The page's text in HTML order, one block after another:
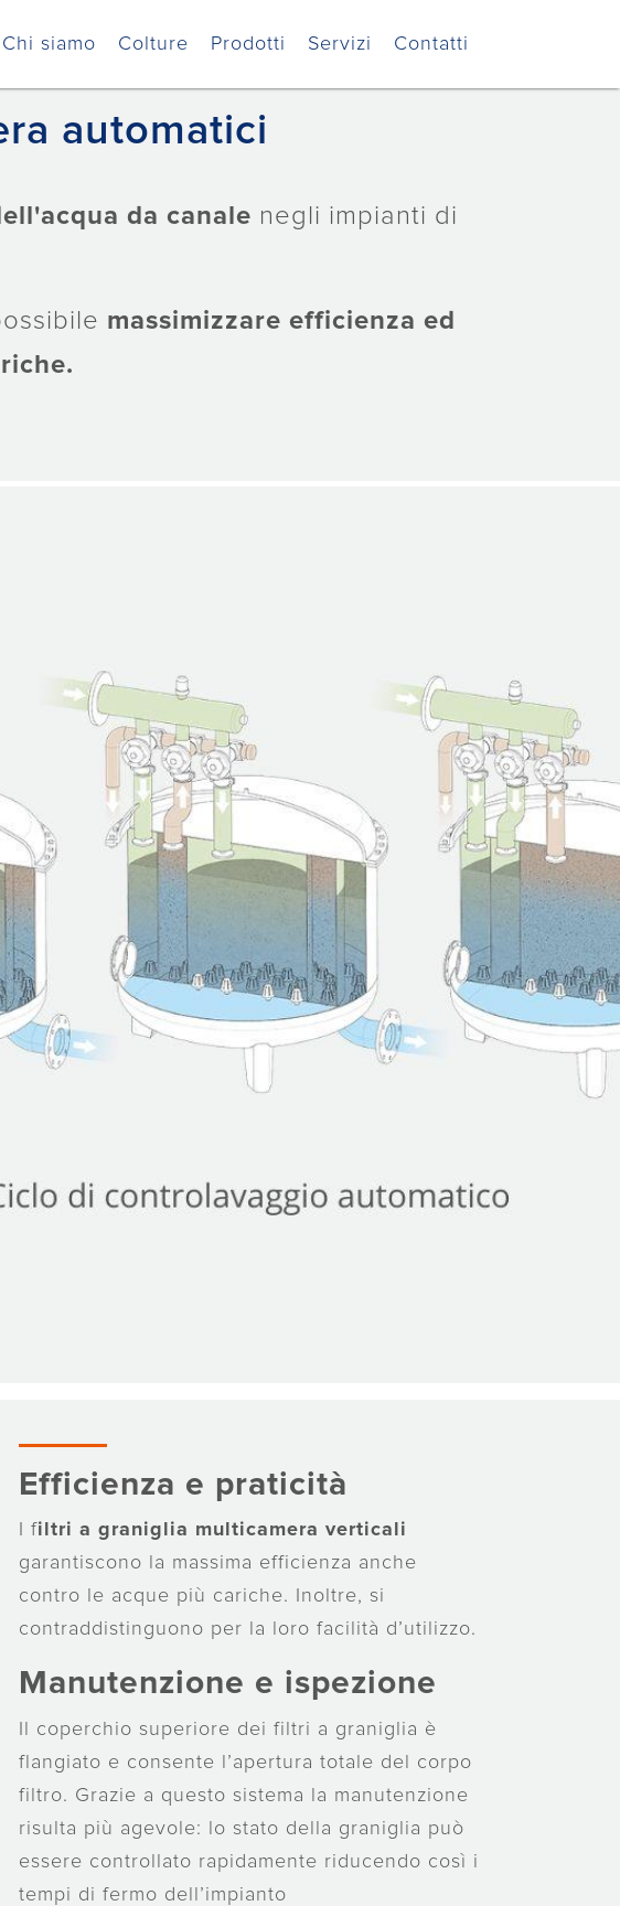
Chi siamo Colture Prodotti Servizi Contatti
graniglia
automatici
da canale negli impianti di
massimizzare efficienza ed
Efficienza e praticità
I filtri a graniglia multicamera verticali
garantiscono la massima efficienza anche
contro le acque più cariche. Inoltre, si
contraddistinguono per la loro facilità d’utilizzo.
Manutenzione e ispezione
Il coperchio superiore dei filtri a graniglia è
flangiato e consente l’apertura totale del corpo
filtro. Grazie a questo sistema la manutenzione
risulta più agevole: lo stato della graniglia può
essere controllato rapidamente riducendo così i
tempi di fermo dell’impianto